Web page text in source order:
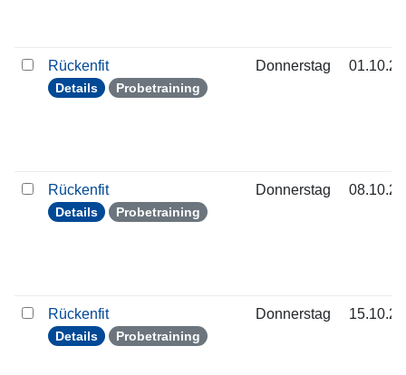
Rückenfit
Details Probetraining
Donnerstag
Rückenfit
Details Probetraining
Donnerstag
Rückenfit
Details Probetraining
Donnerstag